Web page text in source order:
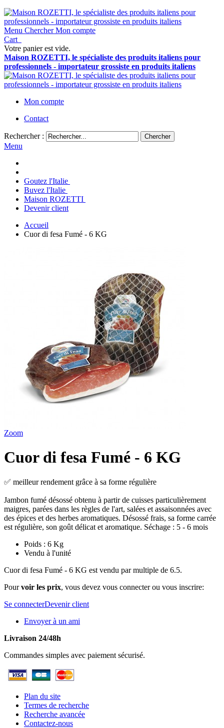
Menu Chercher Mon compte
Cart
Votre panier est vide.
Maison ROZETTI, le spécialiste des produits italiens pour
professionnels - importateur grossiste en produits italiens
Mon compte
Contact
Rechercher : Chercher
Menu
Goutez l'Italie
Buvez l'Italie
Maison ROZETTI
Devenir client
Accueil
Cuor di fesa Fumé - 6 KG
Zoom
Cuor di fesa Fumé - 6 KG
✅ meilleur rendement grâce à sa forme régulière
Jambon fumé désossé obtenu à partir de cuisses particulièrement
maigres, parées dans les règles de l'art, salées et assaisonnées avec
des épices et des herbes aromatiques. Désossé frais, sa forme carrée
est régulière, son goût délicat et aromatique. Séchage : 5 - 6 mois
Poids : 6 Kg
Vendu à l'unité
Cuor di fesa Fumé - 6 KG est vendu par multiple de 6.5.
Pourvoir les prix, vous devez vous connecter ou vous inscrire:
Se connecterDevenir client
Envoyer à un ami
Livraison 24/48h
Commandes simples avec paiement sécurisé.
Plan du site
Termes de recherche
Recherche avancée
Contactez-nous